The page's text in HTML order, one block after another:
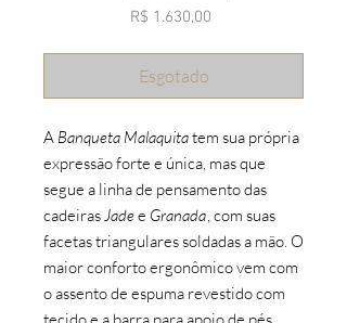
R$ 1.630,00
Esgotado
A Banqueta Malaquitatem sua própria
expressão forte e única, mas que
segue a linha de pensamento das
cadeirasJadee Granada, com suas
facetas triangulares soldadas a mão. O
maior conforto ergonômico vem com
o assento de espuma revestido com